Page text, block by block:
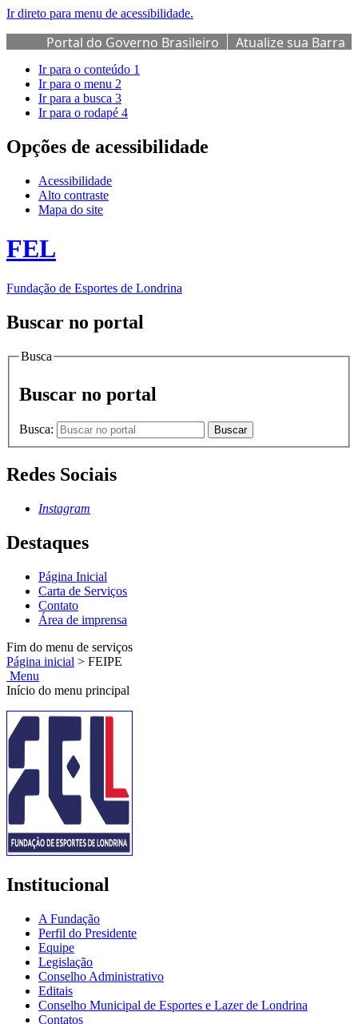
Ir direto para menu de acessibilidade.
Portal do Governo Brasileiro
Atualize sua Barra
de Governo
Ir para o conteúdo 1
Ir para o menu 2
Ir para a busca 3
Ir para o rodapé 4
Opções de acessibilidade
Acessibilidade
Alto contraste
Mapa do site
FEL
Fundação de Esportes de Londrina
Buscar no portal
Busca
Buscar no portal
Busca: Buscar
Redes Sociais
Instagram
Destaques
Página Inicial
Carta de Serviços
Contato
Área de imprensa
Fim do menu de serviços
Página inicial > FEIPE
Menu
Início do menu principal
Institucional
A Fundação
Perfil do Presidente
Equipe
Legislação
Conselho Administrativo
Editais
Conselho Municipal de Esportes e Lazer de Londrina
Contatos